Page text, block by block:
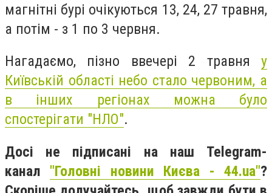
магнітні бурі очікуються 13, 24, 27 травня,
а потім - з 1 по 3 червня.
Нагадаємо, пізно ввечері 2 травня у
Київській області небо стало червоним, а
в інших регіонах можна було
спостерігати "НЛО".
Досі не підписані на наш Telegram-
канал "Головні новини Києва - 44.ua"?